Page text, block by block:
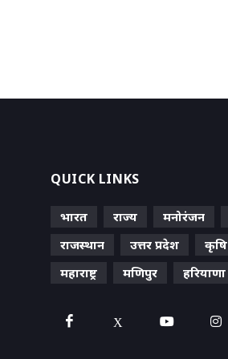
QUICK LINKS
भारत राज्य मनोरंजन
राजस्थान
उत्तर प्रदेश कृषि
महाराष्ट्र
मणिपुर हरियाणा
X